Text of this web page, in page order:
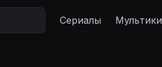
Сериалы Мультики